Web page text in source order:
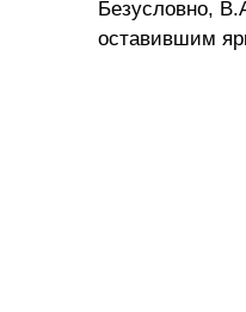
Безусловно,
оставившим